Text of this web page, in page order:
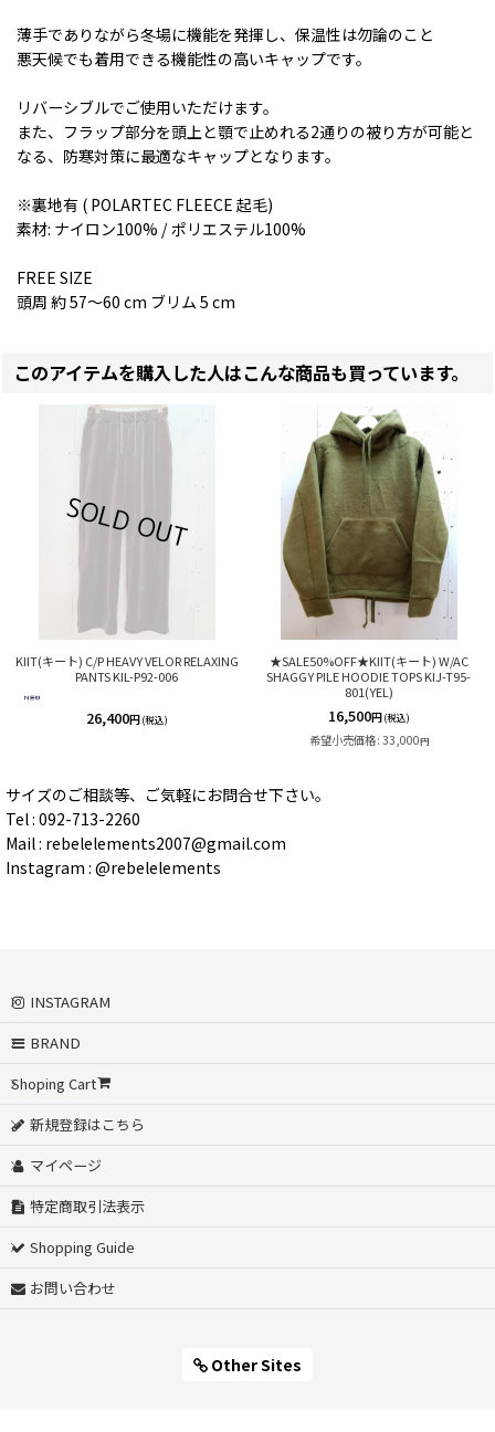
薄手でありながら冬場に機能を発揮し、保温性は勿論のこと
悪天候でも着用できる機能性の高いキャップです。
リバーシブルでご使用いただけます。
また、フラップ部分を頭上と顎で止めれる2通りの被り方が可能と
なる、防寒対策に最適なキャップとなります。
※裏地有 ( POLARTEC FLEECE 起毛)
素材: ナイロン100% / ポリエステル100%
FREE SIZE
頭周 約 57〜60 cm ブリム 5 cm
このアイテムを購入した人はこんな商品も買っています。
KIIT(キート) C/P HEAVY VELOR RELAXING
PANTS KIL-P92-006
26,400円 (税込)
★SALE50%OFF★KIIT(キート) W/AC
SHAGGY PILE HOODIE TOPS KIJ-T95-
801(YEL)
16,500円 (税込)
希望小売価格: 33,000円
サイズのご相談等、ご気軽にお問合せ下さい。
Tel : 092-713-2260
Mail : rebelelements2007@gmail.com
Instagram : @rebelelements
INSTAGRAM
BRAND
Shoping Cart
新規登録はこちら
マイページ
特定商取引法表示
Shopping Guide
お問い合わせ
Other Sites